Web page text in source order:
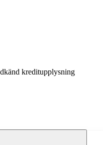
kreditupplysning